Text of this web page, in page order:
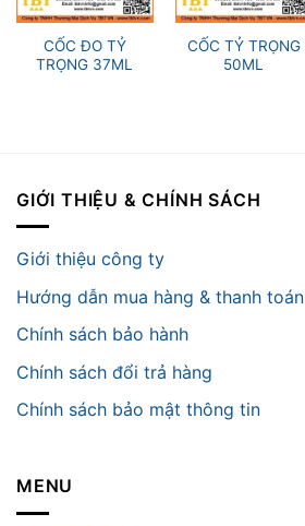
CỐC ĐO TỶ
TRỌNG 37ML
CỐC TỶ TRỌNG
50ML
GIỚI THIỆU & CHÍNH SÁCH
Giới thiệu công ty
Hướng dẫn mua hàng & thanh toán
Chính sách bảo hành
Chính sách đổi trả hàng
Chính sách bảo mật thông tin
MENU